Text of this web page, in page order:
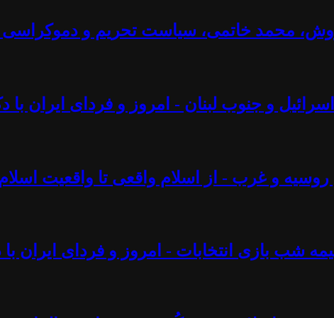
سروش، محمد خاتمی، سیاست تحریم و دموکراسی
اسرائیل و جنوب لبنان - امروز و فردای ایران
و غرب - از اسلام واقعی تا واقعیت اسلام
شب بازی انتخابات - امروز و فردای ایران